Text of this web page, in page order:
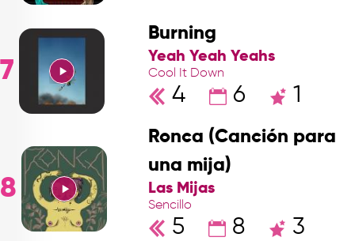
7
Burning
Yeah Yeah Yeahs
Cool It Down
4 6 1
8
Ronca (Canción para
una mija)
Las Mijas
Sencillo
5 8 3